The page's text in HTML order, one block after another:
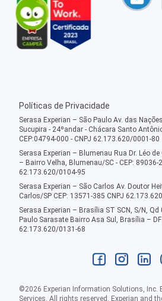
Políticas de Privacidade
Serasa Experian – São Paulo Av. das
Sucupira - 24ºandar - Chácara Santo
CEP:04794-000 - CNPJ 62.173.620/0001-80
Serasa Experian – Blumenau Rua Dr. Léo
– Bairro Velha, Blumenau/SC - CEP: 89036-
62.173.620/0104-95
Serasa Experian – São Carlos Av. Doutor
Carlos/SP CEP: 13571-385 CNPJ
Serasa Experian – Brasília ST SCN, S/N, Qd
Paulo Sarasate Bairro Asa Sul, Brasília – DF
62.173.620/0131-68
©2026 Experian Information Solutions, Inc.
Services. All rights reserved. Experian and